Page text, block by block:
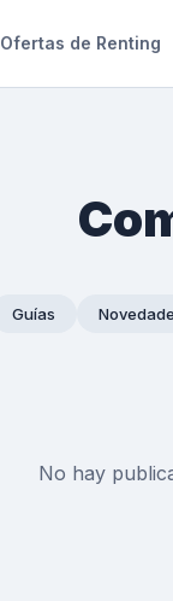
Ofertas de Renting
Guías
No hay